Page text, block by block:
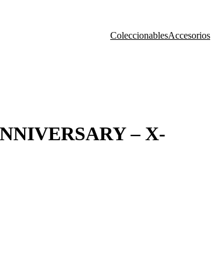
ColeccionablesAccesorios
– X-